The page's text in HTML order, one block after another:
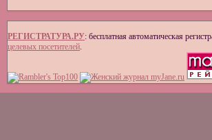
РЕГИСТРАТУРА.РУ: бесплатная автоматическая
целевых посетителей